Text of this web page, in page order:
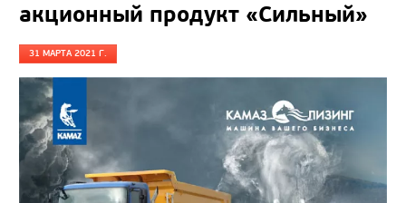
акционный продукт «Сильный»
31 МАРТА 2021 Г.